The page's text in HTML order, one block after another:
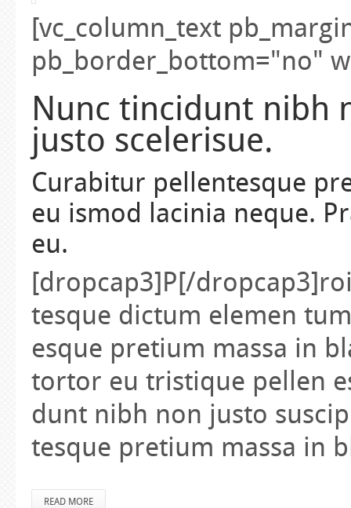
[vc_column_text
pb_border_bottom="no"
Nunc tincidunt nibh
justo scelerisue.
Curabitur pellentesque
eu ismod lacinia neque.
eu.
[dropcap3]P[/
tesque dictum elemen
esque pretium massa in
tortor eu tristique pellen
dunt nibh non justo
tesque pretium massa in
READ MORE